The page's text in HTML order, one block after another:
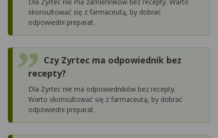
skonsultować się z farmaceutą, by dobrać
odpowiedni preparat.
Czy Zyrtec ma odpowiednik bez
recepty?
Dla Zyrtec nie ma odpowiedników bez recepty.
Warto skonsultować się z farmaceutą, by dobrać
odpowiedni preparat.